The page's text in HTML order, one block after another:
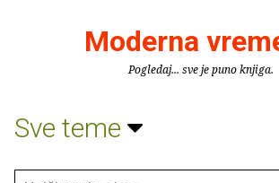
Moderna
Pogledaj... sve je puno knjiga.
Sve teme